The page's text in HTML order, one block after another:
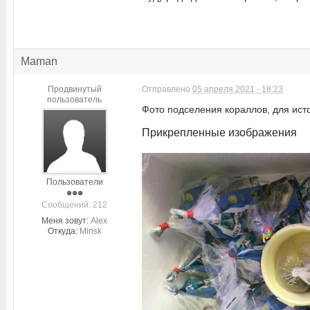
Maman
Продвинутый
пользователь
Пользователи
Cообщений: 212
Меня зовут: Alex
Откуда: Minsk
Отправлено 05 апреля 2021 - 18:23
Фото подселения кораллов, для
Прикрепленные изображения